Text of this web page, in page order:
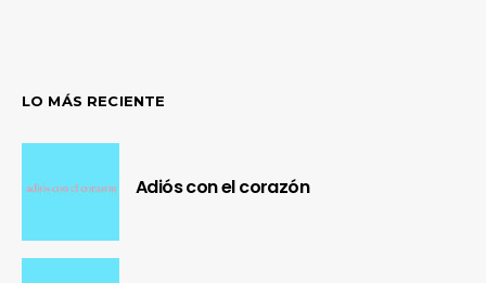
LO MÁS RECIENTE
Adiós con el corazón